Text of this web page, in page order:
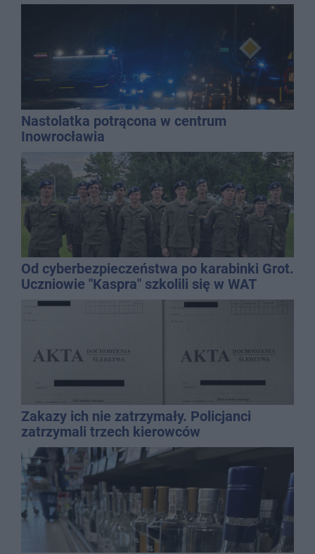
dyrektor SP 14
Nastolatka potrącona w centrum
Inowrocławia
Od cyberbezpieczeństwa po karabinki Grot.
Uczniowie "Kaspra" szkolili się w WAT
Zakazy ich nie zatrzymały. Policjanci
zatrzymali trzech kierowców